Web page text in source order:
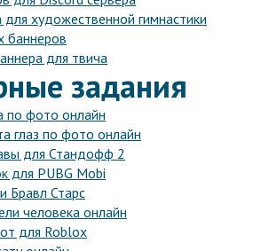
художественной гимнастики
баннеров
для твича
задания
по фото онлайн
глаз по фото онлайн
для Стандофф 2
для PUBG Mobi
Бравл Старс
человека онлайн
для Roblox